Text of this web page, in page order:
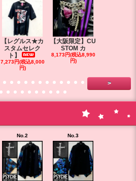
【レグルス★カ
スタムセレク
ト】
7,273円(税込8,000
円)
【大阪限定】CU
STOM カ
8,173円(税込8,990
円)
>
No.2 No.3